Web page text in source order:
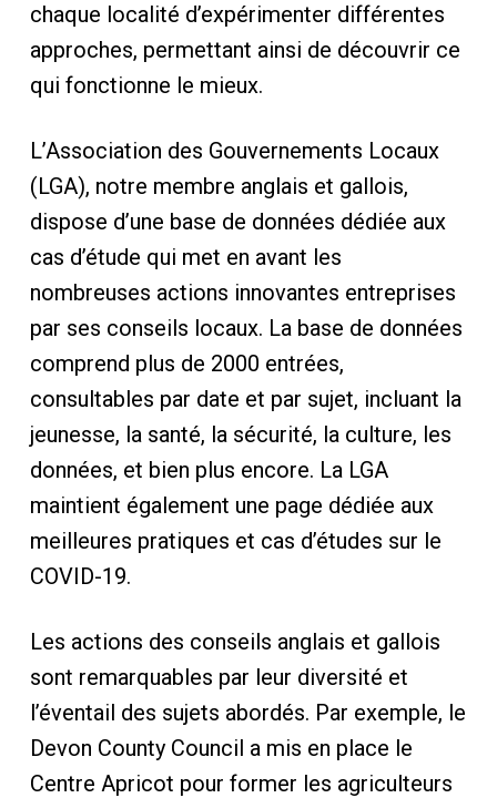
chaque localité d’expérimenter différentes
approches, permettant ainsi de découvrir ce
qui fonctionne le mieux.
L’Association des Gouvernements Locaux
(LGA), notre membre anglais et gallois,
dispose d’une base de données dédiée aux
cas d’étude qui met en avant les
nombreuses actions innovantes entreprises
par ses conseils locaux. La base de données
comprend plus de 2000 entrées,
consultables par date et par sujet, incluant la
jeunesse, la santé, la sécurité, la culture, les
données, et bien plus encore. La LGA
maintient également une page dédiée aux
meilleures pratiques et cas d’études sur le
COVID-19.
Les actions des conseils anglais et gallois
sont remarquables par leur diversité et
l’éventail des sujets abordés. Par exemple, le
Devon County Council a mis en place le
Centre Apricot pour former les agriculteurs